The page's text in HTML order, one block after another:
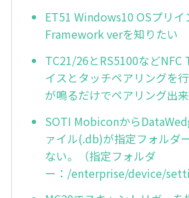
ET51 Windows10 OSプリ
Framework verを知りたい
TC21/26とRS5100など
イスとタッチペアリングを
が鳴るだけでペアリング出
SOTI Mobiconから
ァイル(.db)が指定フォルダ
ない。（指定フォルダ
ー：/enterprise/device/